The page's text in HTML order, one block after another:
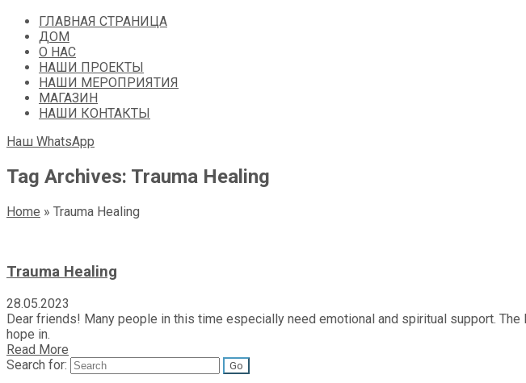
ГЛАВНАЯ СТРАНИЦА
ДОМ
О НАС
НАШИ ПРОЕКТЫ
НАШИ МЕРОПРИЯТИЯ
МАГАЗИН
НАШИ КОНТАКТЫ
Наш WhatsApp
Tag Archives: Trauma Healing
Home » Trauma Healing
Trauma Healing
28.05.2023
Dear friends! Many people in this time especially need emotional and spiritual support.
hope in.
Read More
Search for: